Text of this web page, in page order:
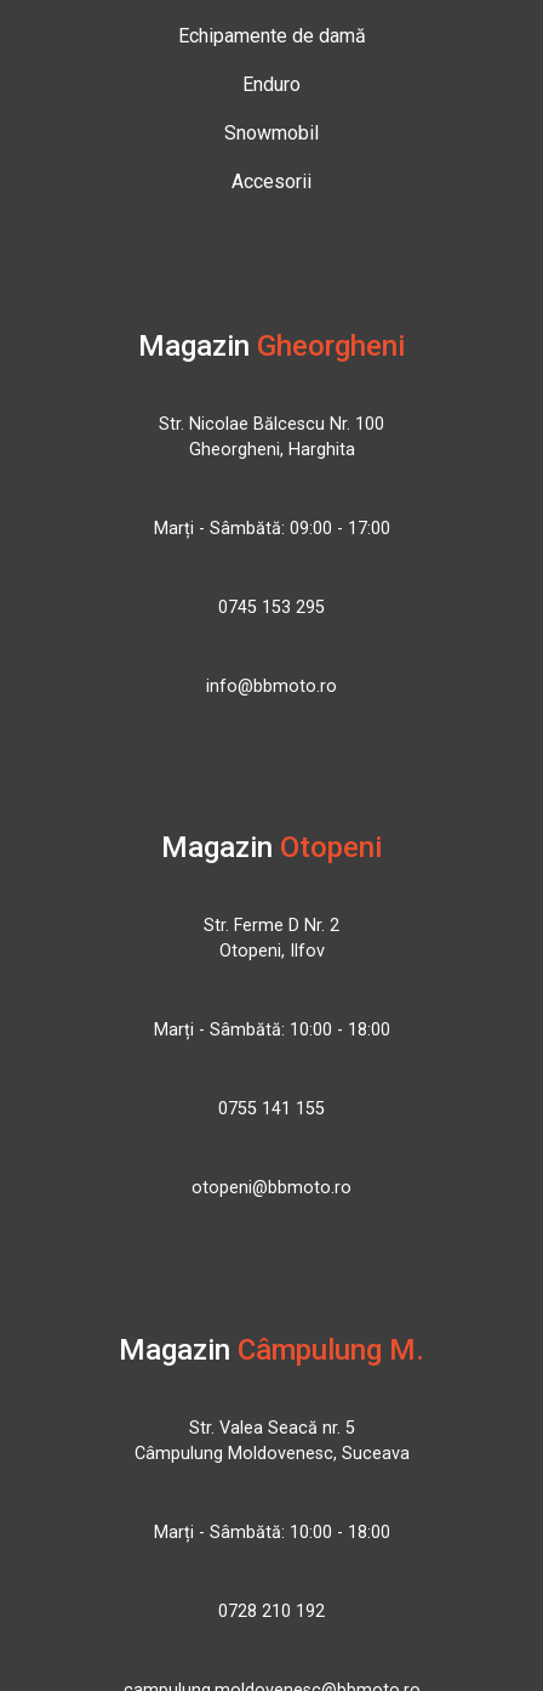
Echipamente de damă
Enduro
Snowmobil
Accesorii
Magazin Gheorgheni
Str. Nicolae Bălcescu Nr. 100
Gheorgheni, Harghita
Marți - Sâmbătă: 09:00 - 17:00
0745 153 295
info@bbmoto.ro
Magazin Otopeni
Str. Ferme D Nr. 2
Otopeni, Ilfov
Marți - Sâmbătă: 10:00 - 18:00
0755 141 155
otopeni@bbmoto.ro
Magazin Câmpulung M.
Str. Valea Seacă nr. 5
Câmpulung Moldovenesc, Suceava
Marți - Sâmbătă: 10:00 - 18:00
0728 210 192